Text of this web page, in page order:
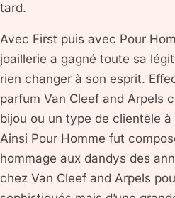
tard.
Avec First puis avec Pour
joaillerie a gagné toute sa
rien changer à son esprit.
parfum Van Cleef and Arpels
bijou ou un type de clientèle à
Ainsi Pour Homme fut
hommage aux dandys des
chez Van Cleef and Arpels